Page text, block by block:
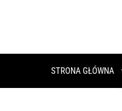
STRONA GŁÓWNA